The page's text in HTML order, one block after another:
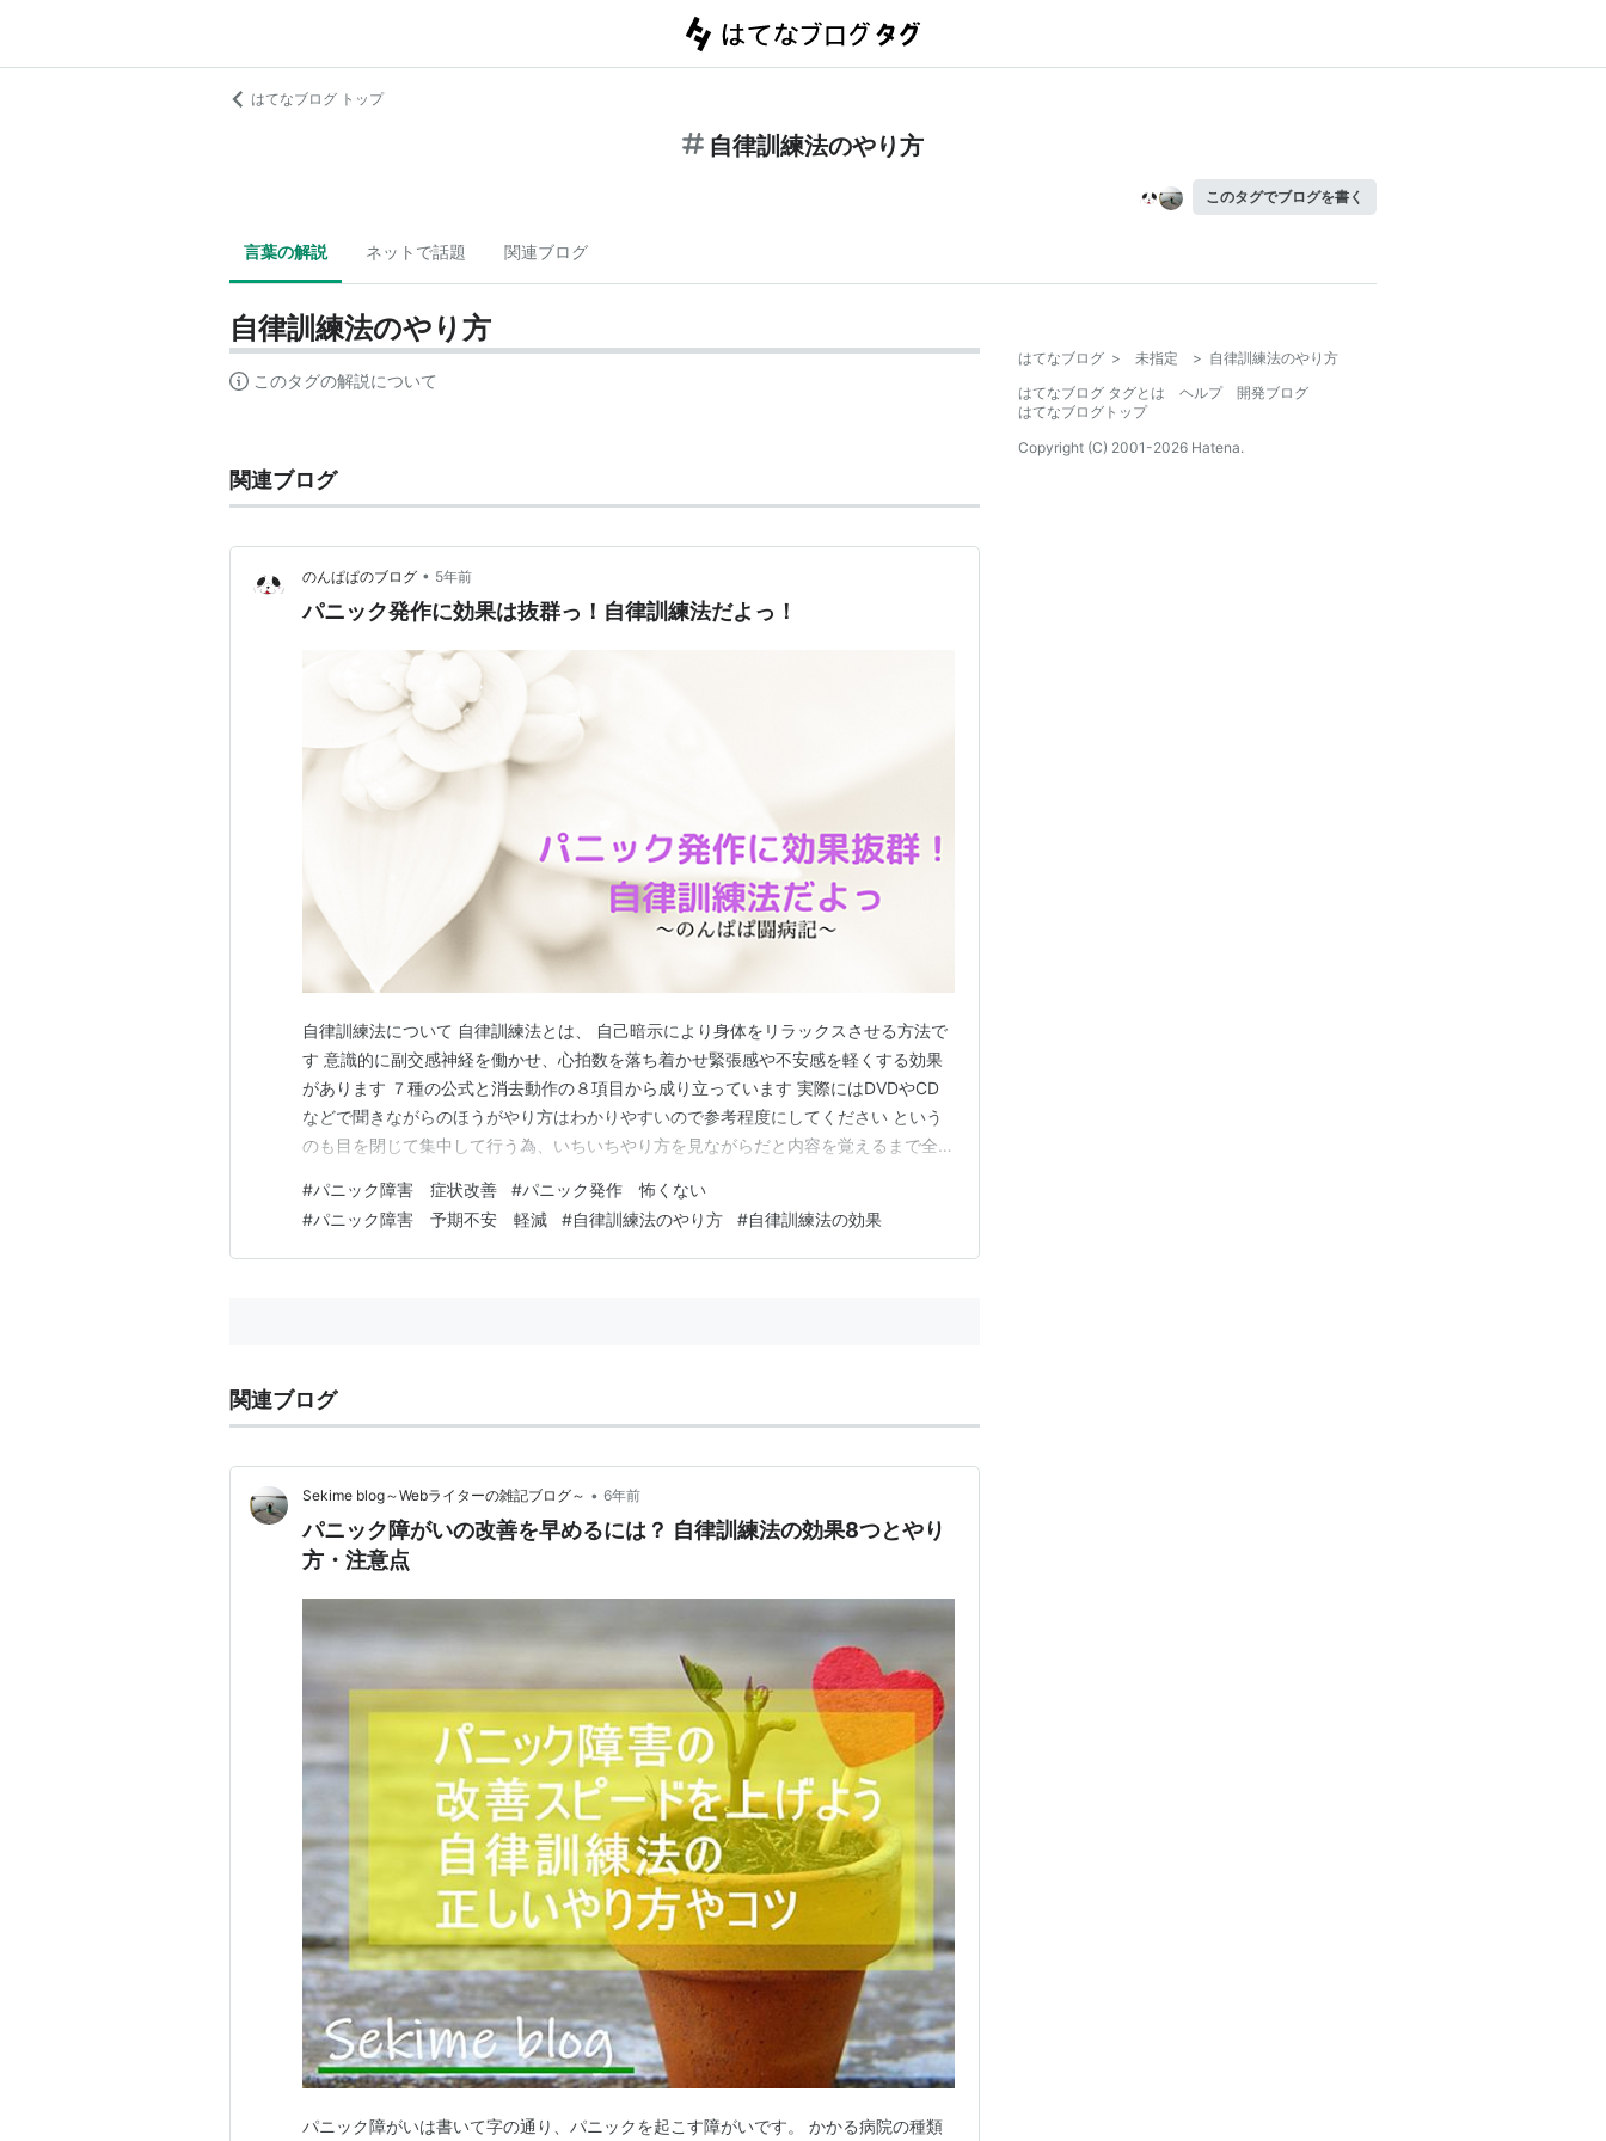
はてなブログ トップ
自律訓練法のやり方
このタグでブログを書く
言葉の解説 ネットで話題 関連ブログ
自律訓練法のやり方
このタグの解説について
関連ブログ
のんぱぱのブログ • 5年前
パニック発作に効果は抜群っ！自律訓練法だよっ！
自律訓練法について 自律訓練法とは、 自己暗示により身体をリラックスさせる方法で
す 意識的に副交感神経を働かせ、心拍数を落ち着かせ緊張感や不安感を軽くする効果
があります ７種の公式と消去動作の８項目から成り立っています 実際にはDVDやCD
などで聞きながらのほうがやり方はわかりやすいので参考程度にしてください という
のも目を閉じて集中して行う為、いちいちやり方を見ながらだと内容を覚えるまで全然
とても面倒でした もちろん慣れてくれば難しくはありませんが、早くできるにこした
ことはありませんので １日三回できればいいので…
#パニック障害 症状改善 #パニック発作 怖くない
#パニック障害 予期不安 軽減 #自律訓練法のやり方 #自律訓練法の効果
関連ブログ
Sekime blog～Webライターの雑記ブログ～ • 6年前
パニック障がいの改善を早めるには？ 自律訓練法の効果8つとやり
方・注意点
パニック障がいは書いて字の通り、パニックを起こす障がいです。 かかる病院の種類
はてなブログ > 未指定 > 自律訓練法のやり方
はてなブログ タグとは
ヘルプ
開発ブログ
はてなブログトップ
Copyright (C) 2001-2026 Hatena.